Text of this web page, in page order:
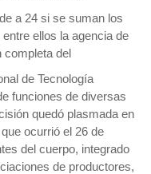
a 24 si se suman los
ellos la agencia de
del
de Tecnología
funciones de diversas
quedó plasmada en
ocurrió el 26 de
del cuerpo, integrado
de productores,